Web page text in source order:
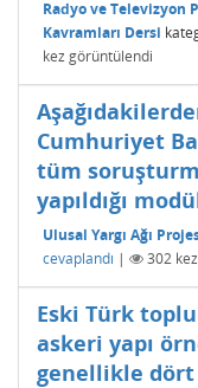
Radyo ve Televizyon
Kavramları Dersi
kez görüntülendi
Cumhuriyet
tüm
yapıldığı
Ulusal Yargı Ağı
cevaplandı | 302
Eski Türk
askeri yapı
genellikle dört